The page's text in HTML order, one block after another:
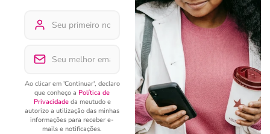
Ao clicar em 'Continuar', declaro
que conheço a Política de
Privacidadeda meutudo e
autorizo a utilização das minhas
informações para receber e-
mails e notificações.